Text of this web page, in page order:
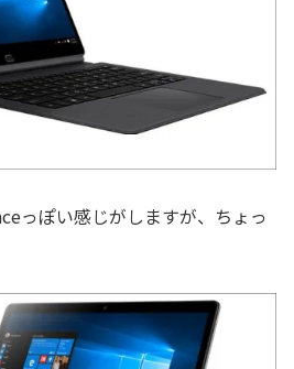
っぽい感じがしますが、ちょっ